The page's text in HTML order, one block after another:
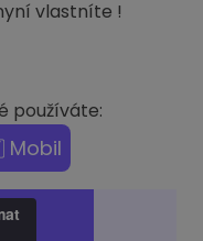
vlastníte !
používáte:
Mobil